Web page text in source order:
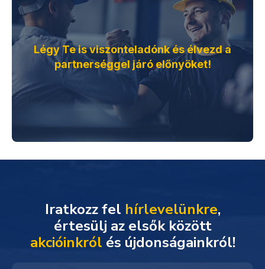
Légy Te is viszonteladónk és élvezd a
partnerséggel járó előnyöket!
Iratkozz fel hírlevelünkre,
értesülj az elsők között
akcióinkról és újdonságainkról!